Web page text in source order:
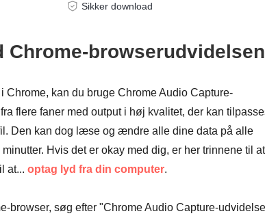
Sikker download
Chrome-browserudvidelsen
Chrome, kan du bruge Chrome Audio Capture-
flere faner med output i høj kvalitet, der kan
Den kan dog læse og ændre alle dine data på alle
Hvis det er okay med dig, er her trinnene til at
at... optag lyd fra din computer.
browser, søg efter "Chrome Audio Capture-